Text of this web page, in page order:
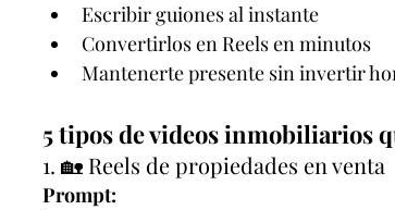
Escribir guiones al instante
Convertirlos en Reels en minutos
Mantenerte presente sin invertir
5 tipos de videos inmobiliarios
1. 🏡 Reels de propiedades en venta
Prompt: